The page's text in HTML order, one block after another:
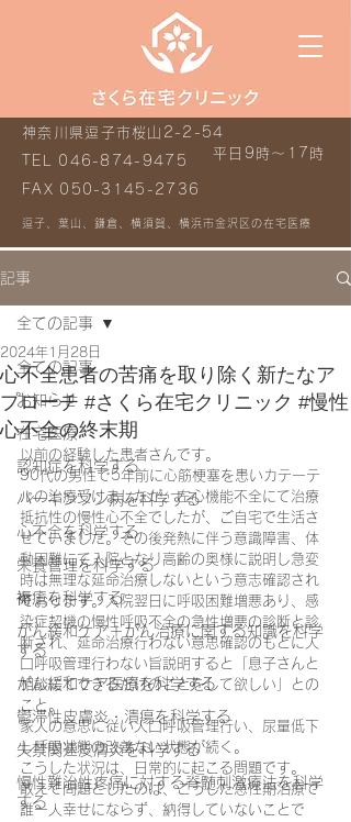
平日9時～17時
神奈川県逗子市桜山2-2-54
TEL 046-874-9475
FAX 050-3145-2736
逗子、葉山、鎌倉、横須賀、横浜市金沢区の在宅医療
記事
全ての記事
お知らせ
在宅医療
認知症を科学する
パーキンソン病を科学する
心不全を科学する
栄養管理を科学する
褥瘡を科学する
がん緩和ケア＋がん治療に関する知識を科学
する
がん緩和ケア医療を科学する
鬱滞性皮膚炎・潰瘍を科学する
失禁関連皮膚炎を科学する
慢性難治性疼痛に対する脊髄刺激療法を科学
する
全ての記事
心不全患者の苦痛を取り除く新たなア
プローチ #さくら在宅クリニック #慢性
心不全の終末期
2024年1月28日
以前の経験した患者さんです。
90代の男性で5年前に心筋梗塞を患いカテーテ
ルの治療受けましたが、左心機能不全にて治療
抵抗性の慢性心不全でしたが、ご自宅で生活さ
せていました。その後発熱に伴う意識障害、体
動困難にて入院となり高齢の奥様に説明し急変
時は無理な延命治療しないという意志確認され
ております。入院翌日に呼吸困難増悪あり、感
染症契機の慢性呼吸不全の急性増悪の診断と診
断され、延命治療行わない意思確認のもとに人
口呼吸管理行わない旨説明すると「息子さんと
相談にてできるだけのことをして欲しい」との
こと。
家人の意思に従い人口呼吸管理行い、尿量低下
し呼吸状態の改善ない状態が続く。
こうした状況は、日常的に起こる問題です。
敢えて問題としたのは、こうした急性期治療で
誰一人幸せにならず、納得していないことで